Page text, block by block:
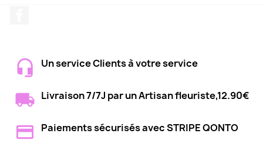
Un service Clients à votre service
Livraison 7/7J par un Artisan fleuriste,12.90€
Paiements sécurisés avec STRIPE QONTO